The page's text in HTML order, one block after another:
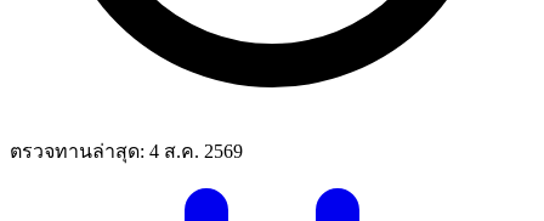
ตรวจทานล่าสุด: 4 ส.ค. 2569